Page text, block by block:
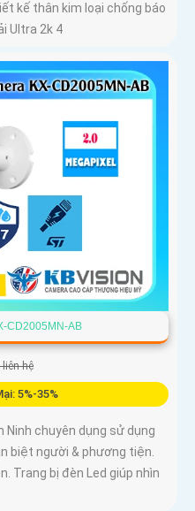
kế thân kim loại chống báo
Ultra 2k 4
CD2005MN-AB
liên hệ
5%-35%
Ninh chuyên dụng sử dụng
biệt người & phương tiện.
Trang bị đèn Led giúp nhìn